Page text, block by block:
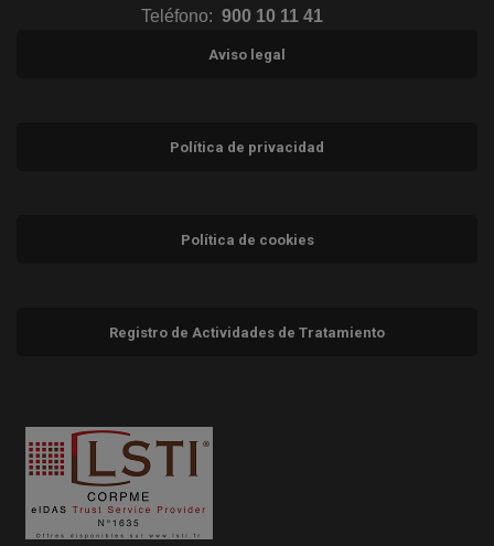
Teléfono: 900 10 11 41
Aviso legal
Política de privacidad
Política de cookies
Registro de Actividades de Tratamiento